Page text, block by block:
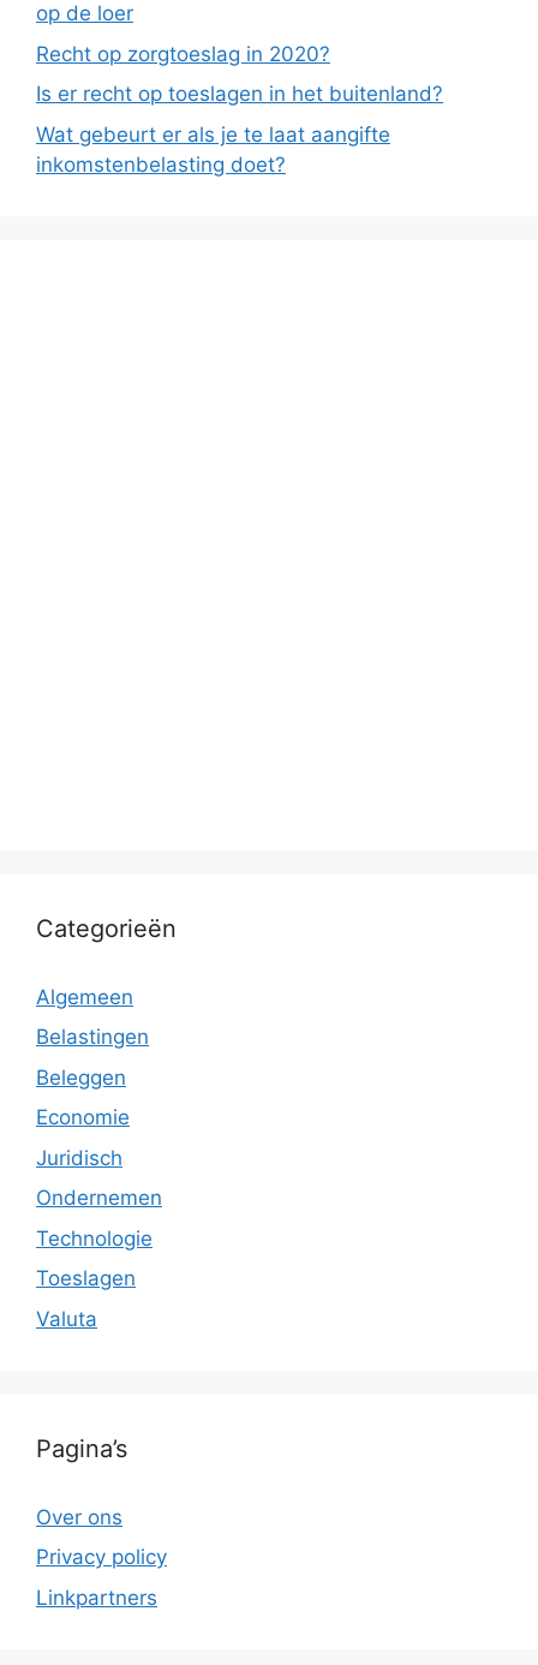
op de loer
Recht op zorgtoeslag in 2020?
Is er recht op toeslagen in het buitenland?
Wat gebeurt er als je te laat aangifte
inkomstenbelasting doet?
Categorieën
Algemeen
Belastingen
Beleggen
Economie
Juridisch
Ondernemen
Technologie
Toeslagen
Valuta
Pagina’s
Over ons
Privacy policy
Linkpartners